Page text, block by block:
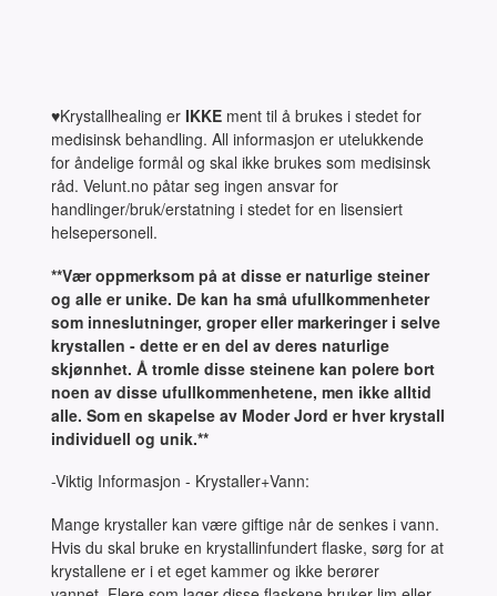
♥Krystallhealing erIKKE ment til å brukes i stedet for
medisinsk behandling. All informasjon er utelukkende
for åndelige formål og skal ikke brukes som medisinsk
råd. Velunt.no påtar seg ingen ansvar for
handlinger/bruk/erstatning i stedet for en lisensiert
helsepersonell.
**Vær oppmerksom på at disse er naturlige steiner
og alle er unike. De kan ha små ufullkommenheter
som inneslutninger, groper eller markeringer i selve
krystallen - dette er en del av deres naturlige
skjønnhet. Å tromle disse steinene kan polere bort
noen av disse ufullkommenhetene, men ikke alltid
alle. Som en skapelse av Moder Jord er hver krystall
individuell og unik.**
-Viktig Informasjon - Krystaller+Vann:
Mange krystaller kan være giftige når de senkes i vann.
Hvis du skal bruke en krystallinfundert flaske, sørg for at
krystallene er i et eget kammer og ikke berører